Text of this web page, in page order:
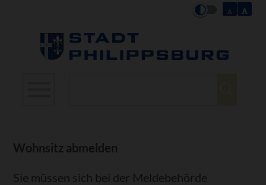
Wohnsitz abmelden
Sie müssen sich bei der Meldebehörde